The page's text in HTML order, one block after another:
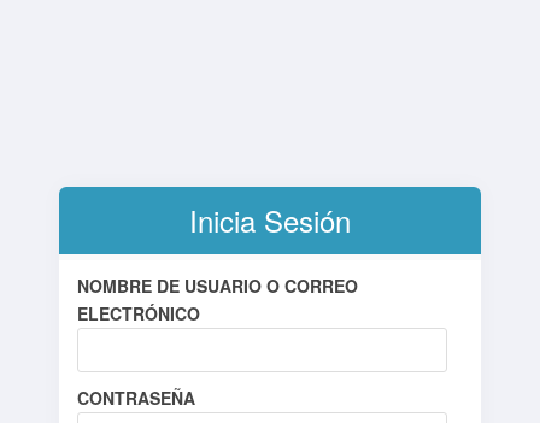
Inicia Sesión
NOMBRE DE USUARIO O CORREO
ELECTRÓNICO
CONTRASEÑA